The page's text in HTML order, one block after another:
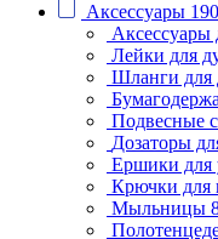
Аксессуары 190
Аксессуары
Лейки для
Шланги для
Подвесные
Дозаторы
Ершики для
Крючки для
Мыльницы